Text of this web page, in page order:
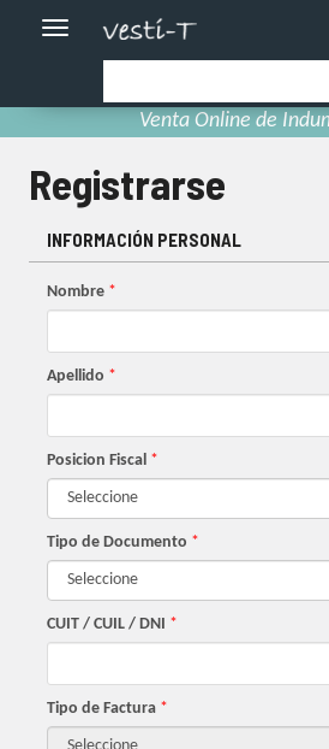
Toggle navigation
Venta Online de
Registrarse
INFORMACIÓN PERSONAL
Nombre *
Apellido *
Posicion Fiscal *
Tipo de Documento *
CUIT / CUIL / DNI *
Tipo de Factura *